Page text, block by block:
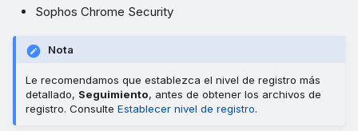
Sophos Chrome Security
Nota
Le recomendamos que establezca el nivel de registro más
detallado, Seguimiento, antes de obtener los archivos de
registro. Consulte Establecer nivel de registro.